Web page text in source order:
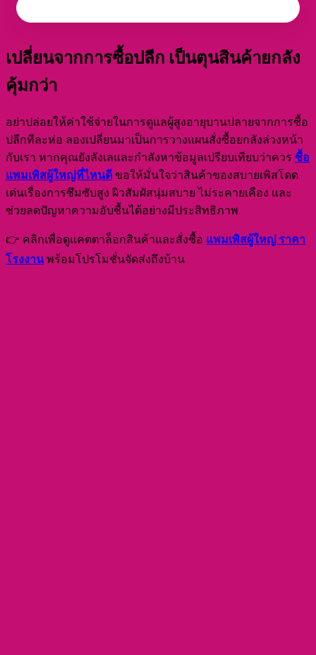
เปลี่ยนจากการซื้อปลีก เป็นตุนสินค้ายกลัง
คุ้มกว่า
อย่าปล่อยให้ค่าใช้จ่ายในการดูแลผู้สูงอายุบานปลายจากการซื้อ
ปลีกทีละห่อ ลองเปลี่ยนมาเป็นการวางแผนสั่งซื้อยกลังล่วงหน้า
กับเรา หากคุณยังลังเลและกำลังหาข้อมูลเปรียบเทียบว่าควร ซื้อ
แพมเพิสผู้ใหญ่ที่ไหนดี ขอให้มั่นใจว่าสินค้าของสบายเพิสโดด
เด่นเรื่องการซึมซับสูง ผิวสัมผัสนุ่มสบาย ไม่ระคายเคือง และ
ช่วยลดปัญหาความอับชื้นได้อย่างมีประสิทธิภาพ
👉 คลิกเพื่อดูแคตตาล็อกสินค้าและสั่งซื้อ แพมเพิสผู้ใหญ่ ราคา
โรงงานพร้อมโปรโมชั่นจัดส่งถึงบ้าน